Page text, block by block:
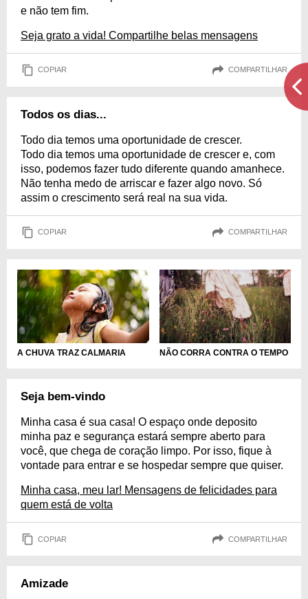
e não tem fim.
Seja grato a vida! Compartilhe belas mensagens
COPIAR COMPARTILHAR
Todos os dias...
Todo dia temos uma oportunidade de crescer.
Todo dia temos uma oportunidade de crescer e, com
isso, podemos fazer tudo diferente quando amanhece.
Não tenha medo de arriscar e fazer algo novo. Só
assim o crescimento será real na sua vida.
COPIAR COMPARTILHAR
A CHUVA TRAZ CALMARIA NÃO CORRA CONTRA O TEMPO
Seja bem-vindo
Minha casa é sua casa! O espaço onde deposito
minha paz e segurança estará sempre aberto para
você, que chega de coração limpo. Por isso, fique à
vontade para entrar e se hospedar sempre que quiser.
Minha casa, meu lar! Mensagens de felicidades para
quem está de volta
COPIAR COMPARTILHAR
Amizade